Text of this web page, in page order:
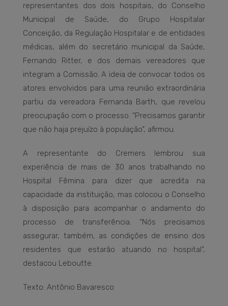
representantes dos dois hospitais, do Conselho
Municipal de Saúde, do Grupo Hospitalar
Conceição, da Regulação Hospitalar e de entidades
médicas, além do secretário municipal da Saúde,
Fernando Ritter, e dos demais vereadores que
integram a Comissão. A ideia de convocar todos os
atores envolvidos para uma reunião extraordinária
partiu da vereadora Fernanda Barth, que revelou
preocupação com o processo. “Precisamos garantir
que não haja prejuízo à população”, afirmou.
A representante do Cremers lembrou sua
experiência de mais de 30 anos trabalhando no
Hospital Fêmina para dizer que acredita na
capacidade da instituição, mas colocou o Conselho
à disposição para acompanhar o andamento do
processo de transferência. “Nós precisamos
assegurar, também, as condições de ensino dos
residentes que estarão atuando no hospital”,
destacou Leboutte.
Texto: Antônio Bavaresco